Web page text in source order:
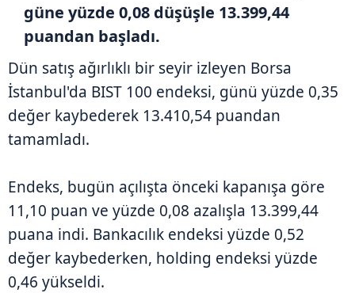
güne yüzde 0,08 düşüşle 13.399,44
puandan başladı.
Dün satış ağırlıklı bir seyir izleyen Borsa
İstanbul'da BIST 100 endeksi, günü yüzde 0,35
değer kaybederek 13.410,54 puandan
tamamladı.
Endeks, bugün açılışta önceki kapanışa göre
11,10 puan ve yüzde 0,08 azalışla 13.399,44
puana indi. Bankacılık endeksi yüzde 0,52
değer kaybederken, holding endeksi yüzde
0,46 yükseldi.